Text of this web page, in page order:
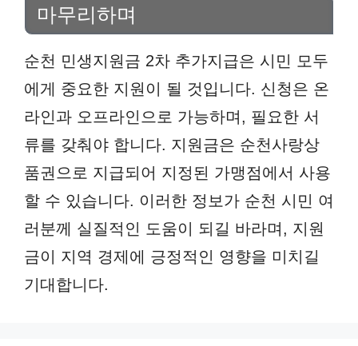
마무리하며
순천 민생지원금 2차 추가지급은 시민 모두
에게 중요한 지원이 될 것입니다. 신청은 온
라인과 오프라인으로 가능하며, 필요한 서
류를 갖춰야 합니다. 지원금은 순천사랑상
품권으로 지급되어 지정된 가맹점에서 사용
할 수 있습니다. 이러한 정보가 순천 시민 여
러분께 실질적인 도움이 되길 바라며, 지원
금이 지역 경제에 긍정적인 영향을 미치길
기대합니다.